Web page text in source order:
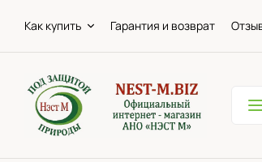
Как купить Гарантия и возврат